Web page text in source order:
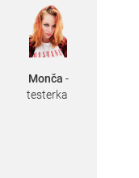
Monča -
testerka